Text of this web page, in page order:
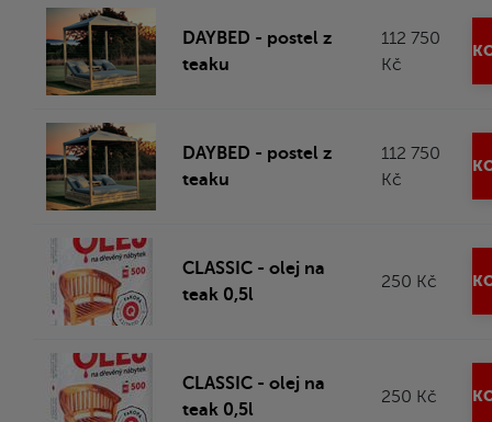
DAYBED - postel z
teaku
112 750
Kč
DAYBED - postel z
teaku
112 750
Kč
CLASSIC - olej na
teak 0,5l
250 Kč
CLASSIC - olej na
teak 0,5l
250 Kč